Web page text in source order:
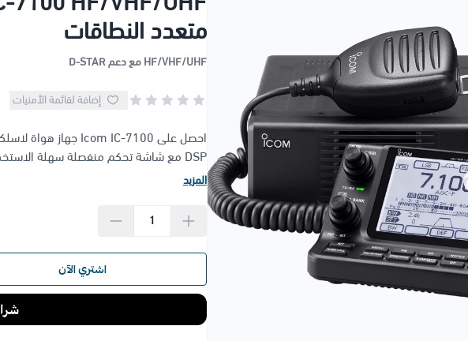
متعدد النطاقات
HF/VHF/UHF مع دعم D-STAR
إضافة لقائمة الأمنيات
DSP مع شاشة تحكم منفصلة سهلة الاستخدام، إضافة إلى دعم D-STA...
المزيد
اشتري الآن